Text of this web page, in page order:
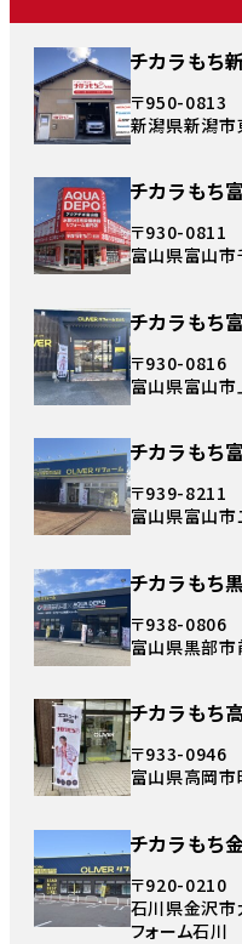
チカラもち
〒950-0813
新潟県新潟
チカラもち
〒930-0811
富山県富山
チカラもち
〒930-0816
富山県富山
チカラもち
〒939-8211
富山県富山
チカラもち
〒938-0806
富山県黒部
チカラもち
〒933-0946
富山県高岡
チカラもち
〒920-0210
石川県金沢市
フォーム石川